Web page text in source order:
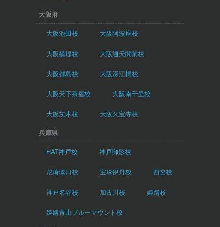
大阪府
大阪池田校 大阪阿波座校
大阪横堤校 大阪通天閣前校
大阪都島校 大阪深江橋校
大阪天下茶屋校 大阪南千里校
大阪茨木校 大阪久宝寺校
兵庫県
HAT神戸校 神戸御影校
尼崎塚口校 宝塚伊丹校 西宮校
神戸名谷校 加古川校 姫路校
姫路青山ブルーマウント校